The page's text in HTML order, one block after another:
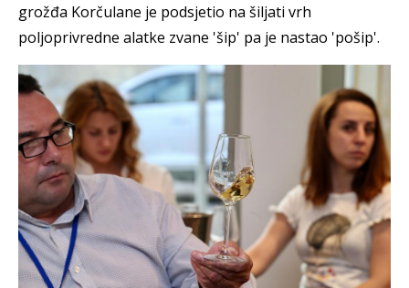
grožđa Korčulane je podsjetio na šiljati vrh
poljoprivredne alatke zvane 'šip' pa je nastao 'pošip'.